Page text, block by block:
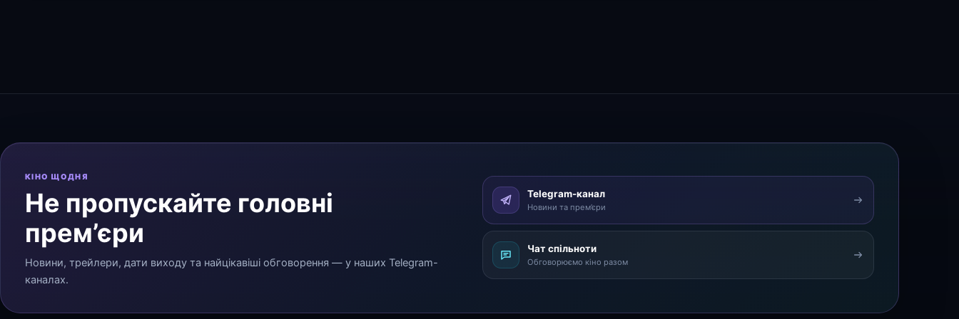
КІНО ЩОДНЯ
Не пропускайте головні
прем’єри
Новини, трейлери, дати виходу та найцікавіші обговорення — у наших Telegram-
каналах.
Telegram-канал
Новини та прем’єри
Чат спільноти
Обговорюємо кіно разом